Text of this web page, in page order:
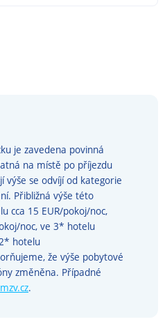
je zavedena povinná
na místě po příjezdu
výše se odvíjí od kategorie
Přibližná výše této
cca 15 EUR/pokoj/noc,
noc, ve 3* hotelu
hotelu
že výše pobytové
změněna. Případné
.